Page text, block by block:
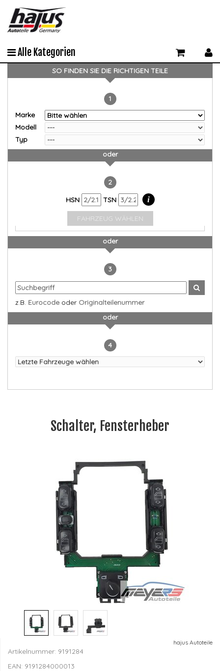
Alle Kategorien
SO FINDEN SIE DIE RICHTIGEN TEILE
1
Marke
Modell
Typ
oder
2
HSN
TSN i
FAHRZEUG WÄHLEN
oder
3
z.B. Eurocode oder Originalteilenummer
oder
4
Schalter, Fensterheber
hajus Autoteile
Artikelnummer: 9191284
EAN: 9191284000013